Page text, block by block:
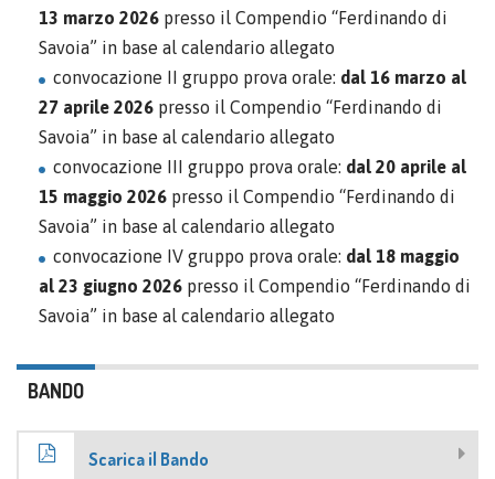
13 marzo 2026 presso il Compendio “Ferdinando di
Savoia” in base al calendario allegato
convocazione II gruppo prova orale: dal 16 marzo al
27 aprile 2026 presso il Compendio “Ferdinando di
Savoia” in base al calendario allegato
convocazione III gruppo prova orale: dal 20 aprile al
15 maggio 2026 presso il Compendio “Ferdinando di
Savoia” in base al calendario allegato
convocazione IV gruppo prova orale: dal 18 maggio
al 23 giugno 2026 presso il Compendio “Ferdinando di
Savoia” in base al calendario allegato
BANDO
Scarica il Bando